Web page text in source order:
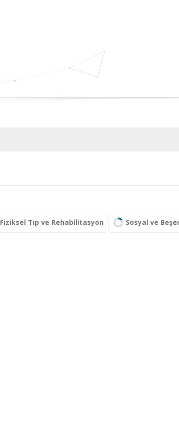
Fiziksel Tıp ve Rehabilitasyon Sosyal ve